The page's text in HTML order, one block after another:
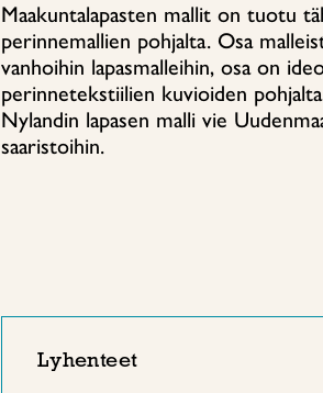
Maakuntalapasten mallit on tuotu
perinnemallien pohjalta. Osa
vanhoihin lapasmalleihin, osa on
perinnetekstiilien kuvioiden
Nylandin lapasen malli vie
saaristoihin.
Lyhenteet